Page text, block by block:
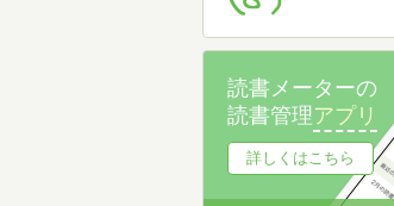
読書メーターの
読書管理アプリ
詳しくはこちら